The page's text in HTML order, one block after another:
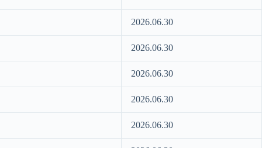
2026.06.30
2026.06.30
2026.06.30
2026.06.30
2026.06.30